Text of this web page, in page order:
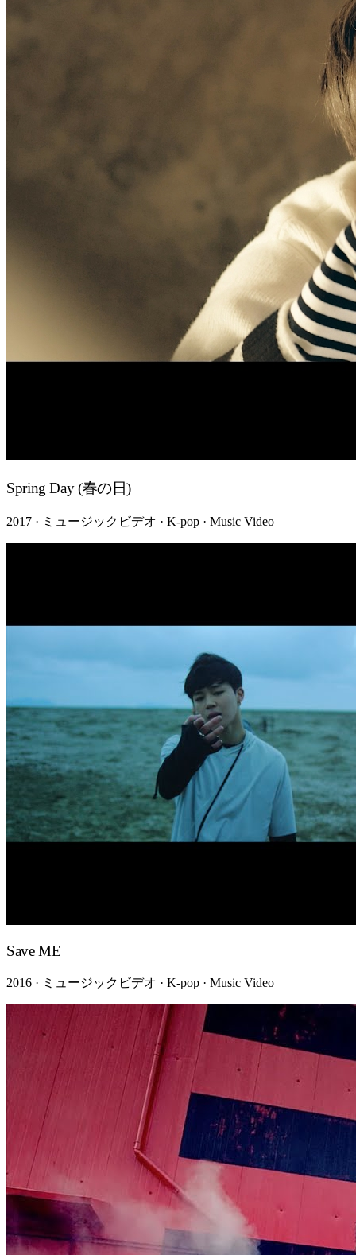
Spring Day (春の日)
2017 · ミュージックビデオ · K-pop · Music Video
Save ME
2016 · ミュージックビデオ · K-pop · Music Video